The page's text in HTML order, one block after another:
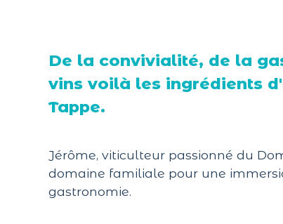
De la convivialité, de la
vins voilà les ingrédients
Tappe.
Jérôme, viticulteur passionné du
domaine familiale pour une
gastronomie.